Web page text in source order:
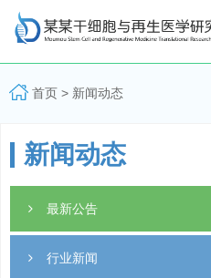
首页> 新闻动态
新闻动态
最新公告
行业新闻